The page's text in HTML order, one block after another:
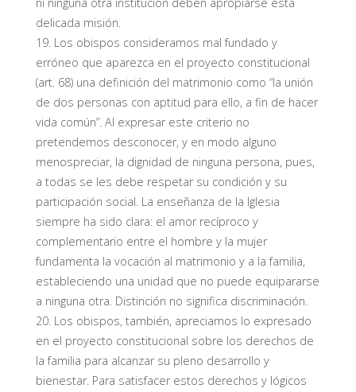
delicada misión.
19. Los obispos consideramos mal fundado y
erróneo que aparezca en el proyecto constitucional
(art. 68) una definición del matrimonio como “la unión
de dos personas con aptitud para ello, a fin de hacer
vida común”. Al expresar este criterio no
pretendemos desconocer, y en modo alguno
menospreciar, la dignidad de ninguna persona, pues,
a todas se les debe respetar su condición y su
participación social. La enseñanza de la Iglesia
siempre ha sido clara: el amor recíproco y
complementario entre el hombre y la mujer
fundamenta la vocación al matrimonio y a la familia,
estableciendo una unidad que no puede equipararse
a ninguna otra. Distinción no significa discriminación.
20. Los obispos, también, apreciamos lo expresado
en el proyecto constitucional sobre los derechos de
la familia para alcanzar su pleno desarrollo y
bienestar. Para satisfacer estos derechos y lógicos